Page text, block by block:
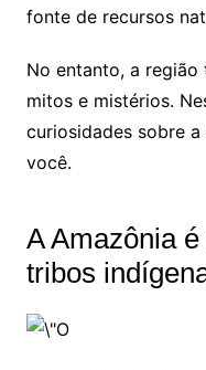
fonte de recursos
No entanto, a
mitos e mistérios.
curiosidades sobre
você.
A Amazônia
tribos